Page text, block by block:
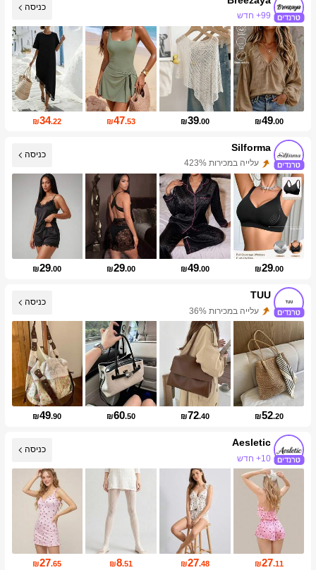
99+ חדש
עליית עוקבים של 19%
כניסה
₪49.00
₪39.00
₪47.53
₪34.22
Silforma
עלייה במכירות 423%
עליית עוקבים של 180%
כניסה
₪29.00
₪49.00
₪29.00
₪29.00
TUU
עלייה במכירות 36%
עליית עוקבים של 44%
כניסה
₪52.20
₪72.40
₪60.50
₪49.90
Aesletic
10+ חדש
עליית עוקבים של 521%
כניסה
₪27.11
₪27.48
₪8.51
₪27.65